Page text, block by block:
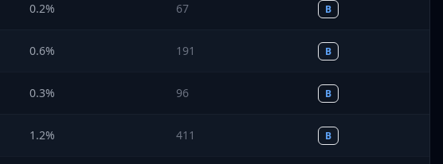
0.2% 67 B
0.6% 191 B
0.3% 96 B
1.2% 411 B